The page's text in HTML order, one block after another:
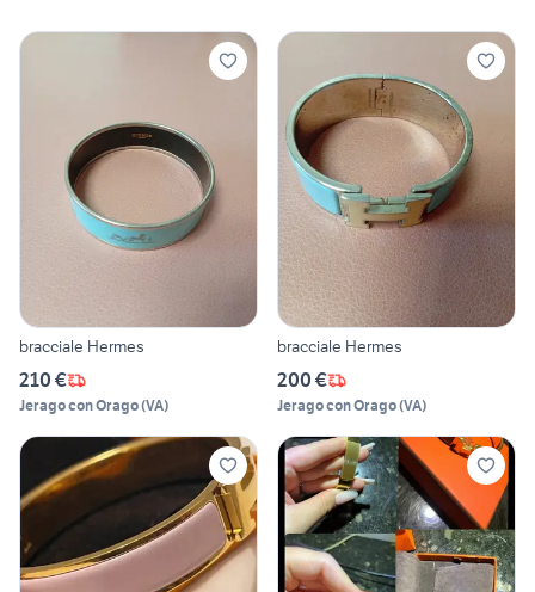
bracciale Hermes
210 €
Jerago con Orago(VA)
bracciale Hermes
200 €
Jerago con Orago(VA)